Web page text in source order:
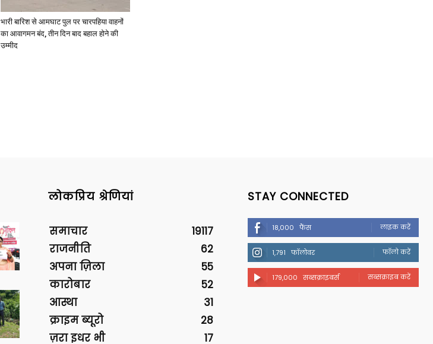
भारी बारिश से आमघाट पुल पर चारपहिया वाहनों
का आवागमन बंद, तीन दिन बाद बहाल होने की
उम्मीद
लोकप्रिय श्रेणियां
समाचार
19117
राजनीति
62
अपना ज़िला
55
कारोबार
52
आस्था
31
क्राइम ब्यूरो
28
ज़रा इधर भी
17
STAY CONNECTED
18,000 फैंस लाइक करें
1,791 फॉलोवर फॉलो करें
179,000 सब्सक्राइबर्स सब्सक्राइब करें